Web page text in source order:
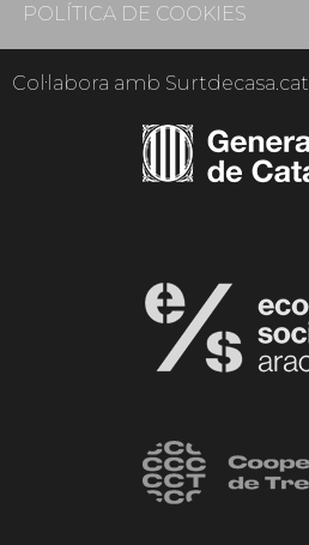
POLÍTICA DE COOKIES
Col·labora amb Surtdecasa.cat